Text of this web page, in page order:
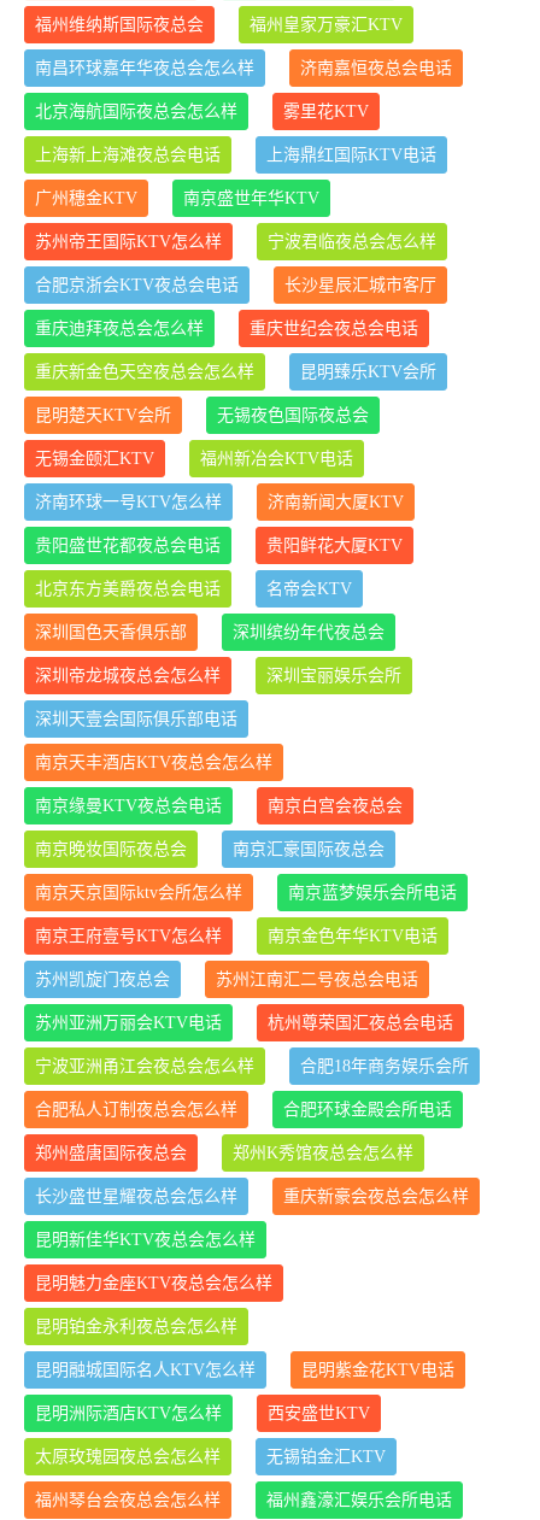
福州维纳斯国际夜总会 福州皇家万豪汇KTV
南昌环球嘉年华夜总会怎么样 济南嘉恒夜总会电话
北京海航国际夜总会怎么样 雾里花KTV
上海新上海滩夜总会电话 上海鼎红国际KTV电话
广州穗金KTV 南京盛世年华KTV
苏州帝王国际KTV怎么样 宁波君临夜总会怎么样
合肥京浙会KTV夜总会电话 长沙星辰汇城市客厅
重庆迪拜夜总会怎么样 重庆世纪会夜总会电话
重庆新金色天空夜总会怎么样 昆明臻乐KTV会所
昆明楚天KTV会所 无锡夜色国际夜总会
无锡金颐汇KTV 福州新冶会KTV电话
济南环球一号KTV怎么样 济南新闻大厦KTV
贵阳盛世花都夜总会电话 贵阳鲜花大厦KTV
北京东方美爵夜总会电话 名帝会KTV
深圳国色天香俱乐部 深圳缤纷年代夜总会
深圳帝龙城夜总会怎么样 深圳宝丽娱乐会所
深圳天壹会国际俱乐部电话
南京天丰酒店KTV夜总会怎么样
南京缘曼KTV夜总会电话 南京白宫会夜总会
南京晚妆国际夜总会 南京汇豪国际夜总会
南京天京国际ktv会所怎么样 南京蓝梦娱乐会所电话
南京王府壹号KTV怎么样 南京金色年华KTV电话
苏州凯旋门夜总会 苏州江南汇二号夜总会电话
苏州亚洲万丽会KTV电话 杭州尊荣国汇夜总会电话
宁波亚洲甬江会夜总会怎么样 合肥18年商务娱乐会所
合肥私人订制夜总会怎么样 合肥环球金殿会所电话
郑州盛唐国际夜总会 郑州K秀馆夜总会怎么样
长沙盛世星耀夜总会怎么样 重庆新豪会夜总会怎么样
昆明新佳华KTV夜总会怎么样
昆明魅力金座KTV夜总会怎么样
昆明铂金永利夜总会怎么样
昆明融城国际名人KTV怎么样 昆明紫金花KTV电话
昆明洲际酒店KTV怎么样 西安盛世KTV
太原玫瑰园夜总会怎么样 无锡铂金汇KTV
福州琴台会夜总会怎么样 福州鑫濠汇娱乐会所电话